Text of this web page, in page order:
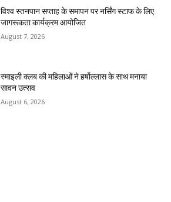
विश्व स्तनपान सप्ताह के समापन पर नर्सिंग स्टाफ के लिए
जागरूकता कार्यक्रम आयोजित
August 7, 2026
स्माइली क्लब की महिलाओं ने हर्षोल्लास के साथ मनाया
सावन उत्सव
August 6, 2026